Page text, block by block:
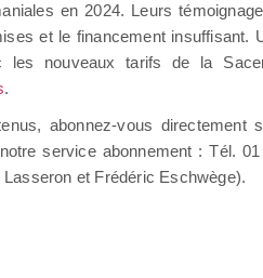
en 2024. Leurs
et le financement insuffisant.
les nouveaux tarifs de la
.
abonnez-vous directement
service abonnement : Tél.
Lasseron et Frédéric Eschwège).